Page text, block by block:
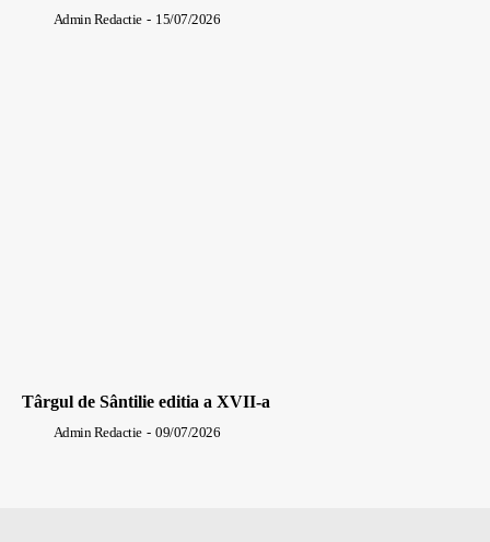
Admin Redactie - 15/07/2026
Târgul de Sântilie editia a XVII-a
Admin Redactie - 09/07/2026